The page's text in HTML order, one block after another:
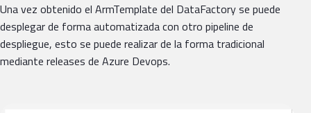
Una vez obtenido el ArmTemplate del DataFactory se puede
desplegar de forma automatizada con otro pipeline de
despliegue, esto se puede realizar de la forma tradicional
mediante releases de Azure Devops.